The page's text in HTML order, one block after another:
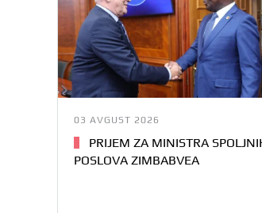
03 AVGUST 2026
PRIJEM ZA MINISTRA
POSLOVA ZIMBABVEA